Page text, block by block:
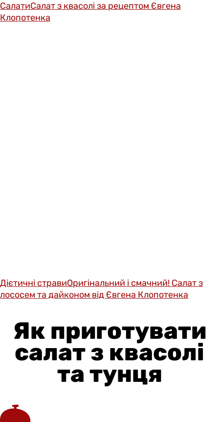
СалатиСалат з квасолі за рецептом Євгена
Клопотенка
Дієтичні стравиОригінальний і смачний! Салат з
лососем та дайконом від Євгена Клопотенка
Як приготувати
салат з квасолі
та тунця